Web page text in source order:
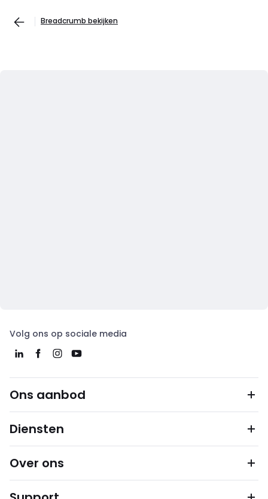
Breadcrumb bekijken
Volg ons op sociale media
Ons aanbod
Diensten
Over ons